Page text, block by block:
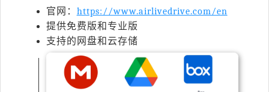
官网： https://www.airlivedrive.com/en
提供免费版和专业版
支持的网盘和云存储